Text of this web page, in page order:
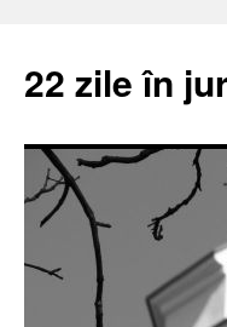
22 zile în